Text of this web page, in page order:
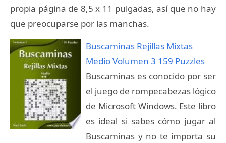
propia página de 8,5 x 11 pulgadas, así que no hay
que preocuparse por las manchas.
Buscaminas Rejillas Mixtas
Medio Volumen 3 159 Puzzles
Buscaminas es conocido por ser
el juego de rompecabezas lógico
de Microsoft Windows. Este libro
es ideal si sabes cómo jugar al
Buscaminas y no te importa su